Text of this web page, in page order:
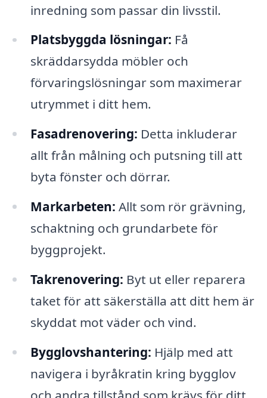
inredning som passar din livsstil.
Platsbyggda lösningar: Få
skräddarsydda möbler och
förvaringslösningar som maximerar
utrymmet i ditt hem.
Fasadrenovering: Detta inkluderar
allt från målning och putsning till att
byta fönster och dörrar.
Markarbeten: Allt som rör grävning,
schaktning och grundarbete för
byggprojekt.
Takrenovering: Byt ut eller reparera
taket för att säkerställa att ditt hem är
skyddat mot väder och vind.
Bygglovshantering: Hjälp med att
navigera i byråkratin kring bygglov